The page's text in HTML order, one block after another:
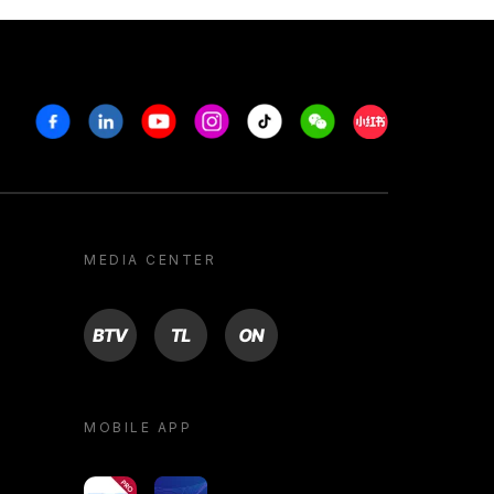
FacebookLinkedinYoutubeInstagram
Tiktok WeechatXiaohongshu/
MEDIA CENTER
BTV TL ON
MOBILE APP
yoU@B Campus VR